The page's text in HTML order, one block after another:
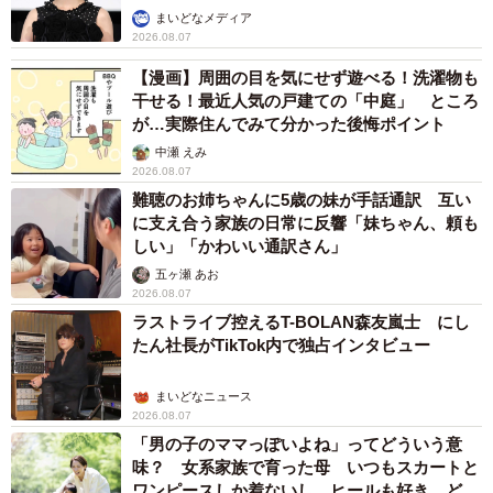
まいどなメディア
2026.08.07
【漫画】周囲の目を気にせず遊べる！洗濯物も
干せる！最近人気の戸建ての「中庭」 ところ
が…実際住んでみて分かった後悔ポイント
中瀬 えみ
2026.08.07
難聴のお姉ちゃんに5歳の妹が手話通訳 互い
に支え合う家族の日常に反響「妹ちゃん、頼も
しい」「かわいい通訳さん」
五ヶ瀬 あお
2026.08.07
ラストライブ控えるT-BOLAN森友嵐士 にし
たん社長がTikTok内で独占インタビュー
まいどなニュース
2026.08.07
「男の子のママっぽいよね」ってどういう意
味？ 女系家族で育った母 いつもスカートと